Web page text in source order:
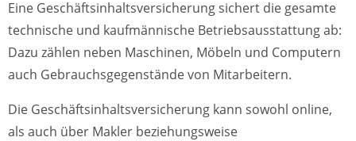
Eine Geschäftsinhaltsversicherung sichert die gesamte
technische und kaufmännische Betriebsausstattung ab:
Dazu zählen neben Maschinen, Möbeln und Computern
auch Gebrauchsgegenstände von Mitarbeitern.
Die Geschäftsinhaltsversicherung kann sowohl online,
als auch über Makler beziehungsweise